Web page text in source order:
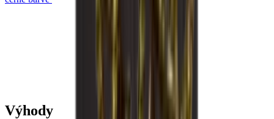
Výhody